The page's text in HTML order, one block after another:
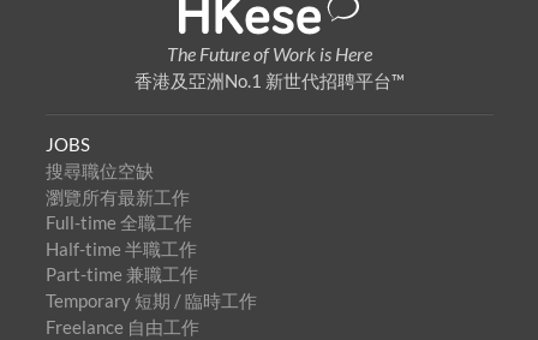
The Future of Work is Here
香港及亞洲No.1 新世代招聘平台™
JOBS
搜尋職位空缺
瀏覽所有最新工作
Full-time 全職工作
Half-time 半職工作
Part-time 兼職工作
Temporary 短期 / 臨時工作
Freelance 自由工作